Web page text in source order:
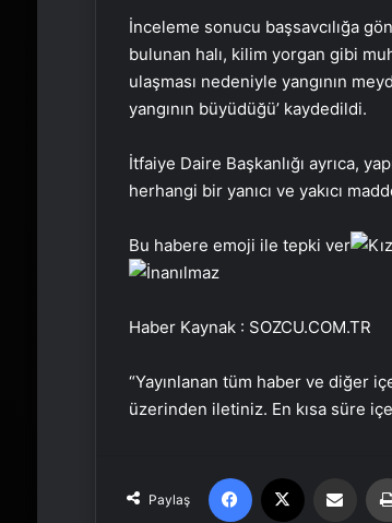
İnceleme sonucu başsavcılığa
bulunan halı, kilim yorgan gibi
ulaşması nedeniyle yangının
yangının büyüdüğü’ kaydedildi.
İtfaiye Daire Başkanlığı ayrıca,
herhangi bir yanıcı ve yakıcı
Bu habere emoji ile tepki ver
Haber Kaynak : SOZCU.COM.TR
“Yayınlanan tüm haber ve diğer
üzerinden iletiniz. En kısa süre
Paylaş
Facebook Email'den